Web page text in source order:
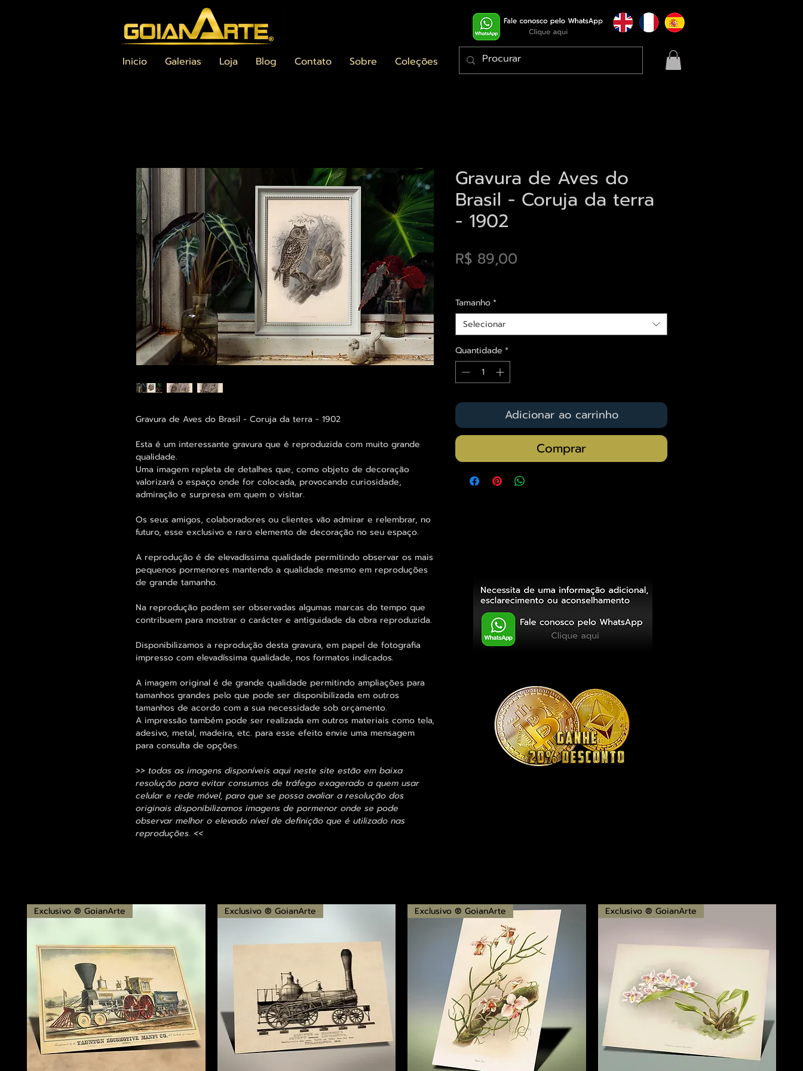
Inicio Galerias Loja Blog Contato Sobre Coleções
Gravura de Aves do Brasil - Coruja da terra - 1902
Esta é um interessante gravura que é reproduzida com muito grande
qualidade.
Uma imagem repleta de detalhes que, como objeto de decoração
valorizará o espaço onde for colocada, provocando curiosidade,
admiração e surpresa em quem o visitar.
Os seus amigos, colaboradores ou clientes vão admirar e relembrar, no
futuro, esse exclusivo e raro elemento de decoração no seu espaço.
A reprodução é de elevadíssima qualidade permitindo observar os mais
pequenos pormenores mantendo a qualidade mesmo em reproduções
de grande tamanho.
Na reprodução podem ser observadas algumas marcas do tempo que
contribuem para mostrar o carácter e antiguidade da obra reproduzida.
Disponibilizamos a reprodução desta gravura, em papel de fotografia
impresso com elevadíssima qualidade, nos formatos indicados.
A imagem original é de grande qualidade permitindo ampliações para
tamanhos grandes pelo que pode ser disponibilizada em outros
tamanhos de acordo com a sua necessidade sob orçamento.
A impressão também pode ser realizada em outros materiais como tela,
adesivo, metal, madeira, etc. para esse efeito envie uma mensagem
para consulta de opções.
>> todas as imagens disponíveis aqui neste site estão em baixa
resolução para evitar consumos de tráfego exagerado a quem usar
celular e rede móvel, para que se possa avaliar a resolução dos
originais disponibilizamos imagens de pormenor onde se pode
observar melhor o elevado nível de definição que é utilizado nas
reproduções. <<
Gravura de Aves do
Brasil - Coruja da terra
- 1902
R$ 89,00
Tamanho*
Selecionar
Quantidade *
Adicionar ao carrinho
Comprar
Exclusivo ® GoianArte Exclusivo ® GoianArte Exclusivo ® GoianArte Exclusivo ® GoianArte